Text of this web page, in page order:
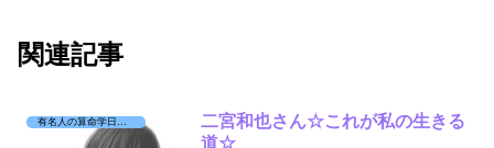
関連記事
有名人の算命学日記☆
二宮和也さん☆これが私の生きる
道☆